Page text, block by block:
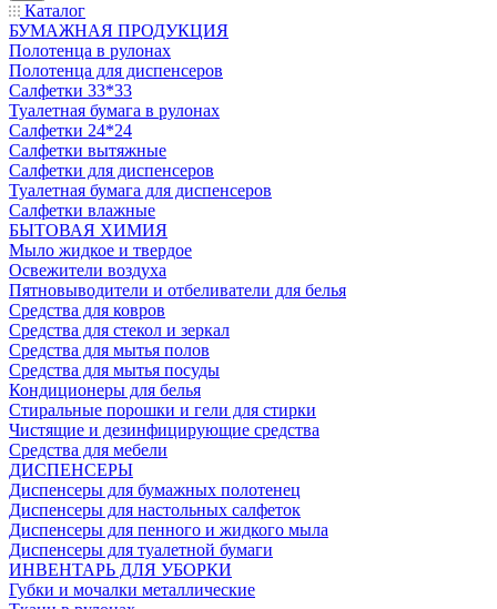
Каталог
БУМАЖНАЯ ПРОДУКЦИЯ
Полотенца в рулонах
Полотенца для диспенсеров
Салфетки 33*33
Туалетная бумага в рулонах
Салфетки 24*24
Салфетки вытяжные
Салфетки для диспенсеров
Туалетная бумага для диспенсеров
Салфетки влажные
БЫТОВАЯ ХИМИЯ
Мыло жидкое и твердое
Освежители воздуха
Пятновыводители и отбеливатели для белья
Средства для ковров
Средства для стекол и зеркал
Средства для мытья полов
Средства для мытья посуды
Кондиционеры для белья
Стиральные порошки и гели для стирки
Чистящие и дезинфицирующие средства
Средства для мебели
ДИСПЕНСЕРЫ
Диспенсеры для бумажных полотенец
Диспенсеры для настольных салфеток
Диспенсеры для пенного и жидкого мыла
Диспенсеры для туалетной бумаги
ИНВЕНТАРЬ ДЛЯ УБОРКИ
Губки и мочалки металлические